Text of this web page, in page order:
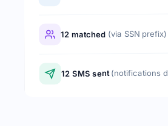
12 matched (via SSN prefix)
12 SMS sent(notifications